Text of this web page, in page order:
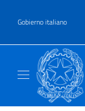
Gobierno italiano